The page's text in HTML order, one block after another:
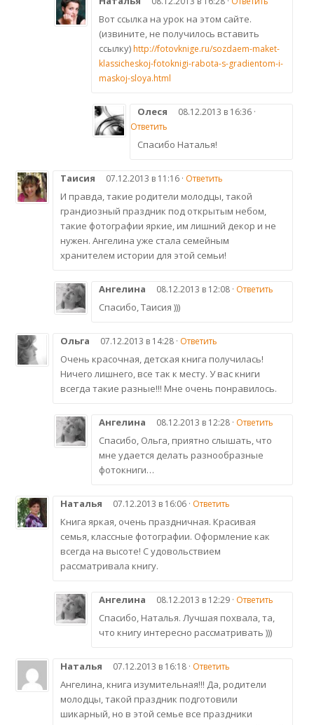
Вот ссылка на урок на этом сайте.
(извините, не получилось вставить
ссылку) http://fotovknige.ru/sozdaem-maket-
klassicheskoj-fotoknigi-rabota-s-gradientom-i-
maskoj-sloya.html
Олеся
08.12.2013 в 16:36 ·
Ответить
Спасибо Наталья!
Таисия 07.12.2013 в 11:16 · Ответить
И правда, такие родители молодцы, такой
грандиозный праздник под открытым небом,
такие фотографии яркие, им лишний декор и не
нужен. Ангелина уже стала семейным
хранителем истории для этой семьи!
Ангелина 08.12.2013 в 12:08 · Ответить
Спасибо, Таисия )))
Ольга 07.12.2013 в 14:28 · Ответить
Очень красочная, детская книга получилась!
Ничего лишнего, все так к месту. У вас книги
всегда такие разные!!! Мне очень понравилось.
Ангелина 08.12.2013 в 12:28 · Ответить
Спасибо, Ольга, приятно слышать, что
мне удается делать разнообразные
фотокниги…
Наталья 07.12.2013 в 16:06 · Ответить
Книга яркая, очень праздничная. Красивая
семья, классные фотографии. Оформление как
всегда на высоте! С удовольствием
рассматривала книгу.
Ангелина 08.12.2013 в 12:29 · Ответить
Спасибо, Наталья. Лучшая похвала, та,
что книгу интересно рассматривать )))
Наталья 07.12.2013 в 16:18 · Ответить
Ангелина, книга изумительная!!! Да, родители
молодцы, такой праздник подготовили
шикарный, но в этой семье все праздники